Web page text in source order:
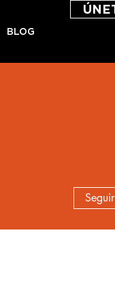
BLOG
Seguir